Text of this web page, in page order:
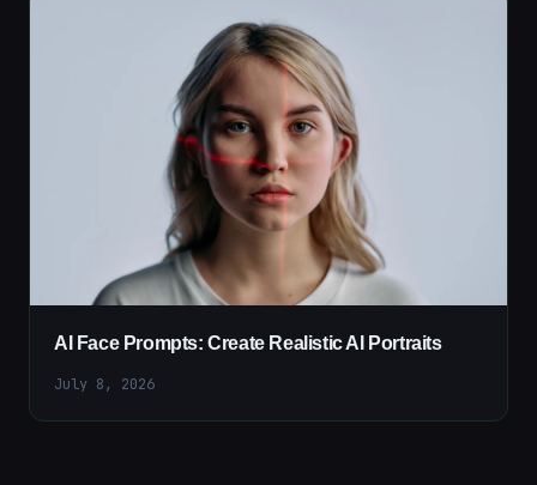
AI Face Prompts: Create Realistic AI Portraits
July 8, 2026